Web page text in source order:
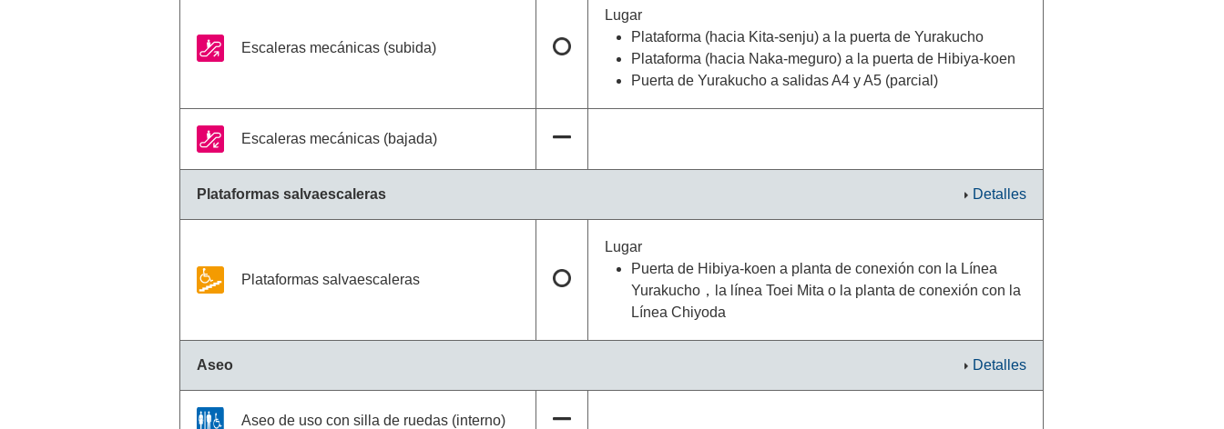
Escaleras mecánicas (subida)
Lugar
Plataforma (hacia Kita-senju) a la puerta de Yurakucho
Plataforma (hacia Naka-meguro) a la puerta de Hibiya-koen
Puerta de Yurakucho a salidas A4 y A5 (parcial)
Escaleras mecánicas (bajada)
Plataformas salvaescaleras Detalles
Plataformas salvaescaleras
Lugar
Puerta de Hibiya-koen a planta de conexión con la Línea
Yurakucho，la línea Toei Mita o la planta de conexión con la
Línea Chiyoda
Aseo Detalles
Aseo de uso con silla de ruedas (interno)